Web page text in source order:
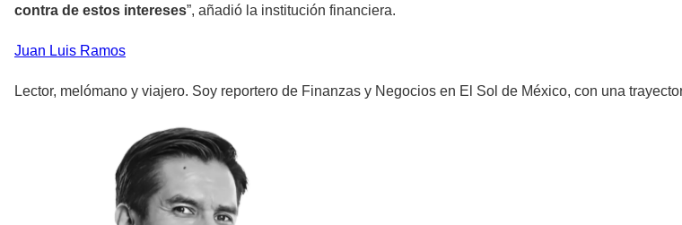
contra de estos intereses”, añadió la institución financiera.
Juan Luis Ramos
Lector, melómano y viajero. Soy reportero de Finanzas y Negocios en El Sol de México, con una